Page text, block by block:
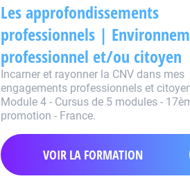
Les approfondissements
professionnels |
professionnel et/ou citoyen
Incarner et rayonner la CNV dans mes
engagements professionnels et
Module 4 - Cursus de 5 modules -
promotion - France.
VOIR LA FORMATION